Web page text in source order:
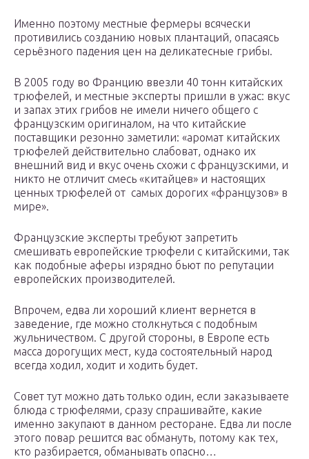
Именно поэтому местные фермеры всячески
противились созданию новых плантаций, опасаясь
серьёзного падения цен на деликатесные грибы.
В 2005 году во Францию ввезли 40 тонн китайских
трюфелей, и местные эксперты пришли в ужас: вкус
и запах этих грибов не имели ничего общего с
французским оригиналом, на что китайские
поставщики резонно заметили: «аромат китайских
трюфелей действительно слабоват, однако их
внешний вид и вкус очень схожи с французскими, и
никто не отличит смесь «китайцев» и настоящих
ценных трюфелей от самых дорогих «французов» в
мире».
Французские эксперты требуют запретить
смешивать европейские трюфели с китайскими, так
как подобные аферы изрядно бьют по репутации
европейских производителей.
Впрочем, едва ли хороший клиент вернется в
заведение, где можно столкнуться с подобным
жульничеством. С другой стороны, в Европе есть
масса дорогущих мест, куда состоятельный народ
всегда ходил, ходит и ходить будет.
Совет тут можно дать только один, если заказываете
блюда с трюфелями, сразу спрашивайте, какие
именно закупают в данном ресторане. Едва ли после
этого повар решится вас обмануть, потому как тех,
кто разбирается, обманывать опасно…